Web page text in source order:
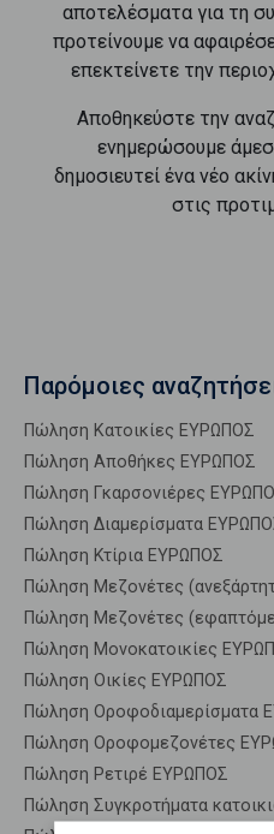
αποτελέσματα για τη
προτείνουμε να
επεκτείνετε την
Αποθηκεύστε την
ενημερώσουμε
δημοσιευτεί ένα νέο
στις
Παρόμοιες
Πώληση Κατοικίες ΕΥΡΩΠΟΣ
Πώληση Αποθήκες ΕΥΡΩΠΟΣ
Πώληση Γκαρσονιέρες
Πώληση Διαμερίσματα
Πώληση Κτίρια ΕΥΡΩΠΟΣ
Πώληση Μεζονέτες
Πώληση Μεζονέτες
Πώληση Μονοκατοικίες
Πώληση Οικίες ΕΥΡΩΠΟΣ
Πώληση Οροφοδιαμερίσματα
Πώληση Οροφομεζονέτες
Πώληση Ρετιρέ ΕΥΡΩΠΟΣ
Πώληση Συγκροτήματα